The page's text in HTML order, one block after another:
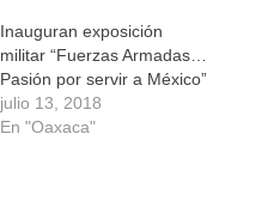
Inauguran exposición
militar “Fuerzas Armadas…
Pasión por servir a México”
julio 13, 2018
En "Oaxaca"